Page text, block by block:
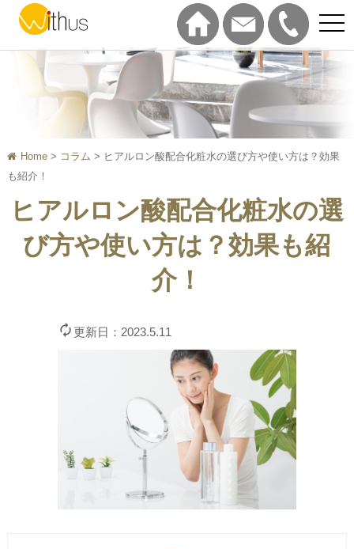
Home> コラム > ヒアルロン酸配合化粧水の選び方や使い方は？効果
も紹介！
ヒアルロン酸配合化粧水の選
び方や使い方は？効果も紹
介！
 更新日：2023.5.11